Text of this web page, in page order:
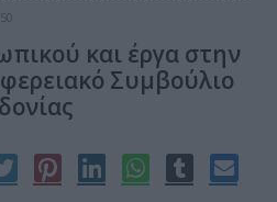
και έργα στην
Συμβούλιο